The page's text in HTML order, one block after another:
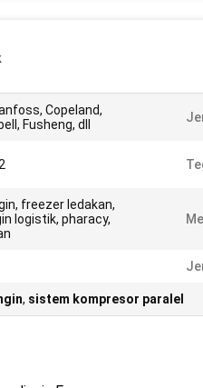
Copeland,
Fusheng, dll
freezer ledakan,
logistik, pharacy,
, sistem kompresor paralel